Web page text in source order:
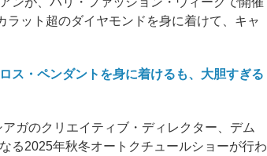
ット超のダイヤモンドを身に着けて、キャ
ス・ペンダントを身に着けるも、大胆すぎる
ガのクリエイティブ・ディレクター、デム
る2025年秋冬オートクチュールショーが行わ